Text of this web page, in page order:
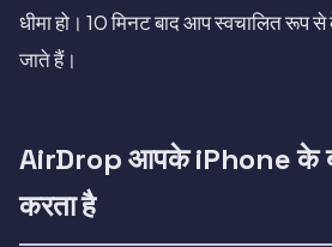
धीमा हो। 10 मिनट बाद आप स्वचालित रूप
जाते हैं।
AirDrop आपके iPhone के
करता है